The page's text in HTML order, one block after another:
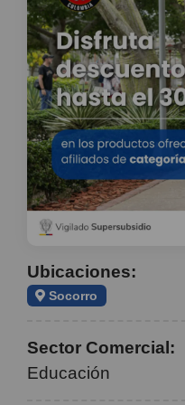
Ubicaciones:
Socorro
Sector Comercial:
Educación